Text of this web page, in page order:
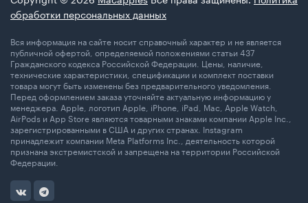
обработки персональных данных
Вся информация на сайте носит справочный характер и не является
публичной офертой, определяемой положениями статьи 437
Гражданского кодекса Российской Федерации. Цены, наличие,
технические характеристики, спецификации и комплект поставки
товара могут быть изменены без предварительного уведомления.
Перед оформлением заказа уточняйте актуальную информацию у
менеджера. Apple, логотип Apple, iPhone, iPad, Mac, Apple Watch,
AirPods и App Store являются товарными знаками компании Apple Inc.,
зарегистрированными в США и других странах. Instagram
принадлежит компании Meta Platforms Inc., деятельность которой
признана экстремистской и запрещена на территории Российской
Федерации.